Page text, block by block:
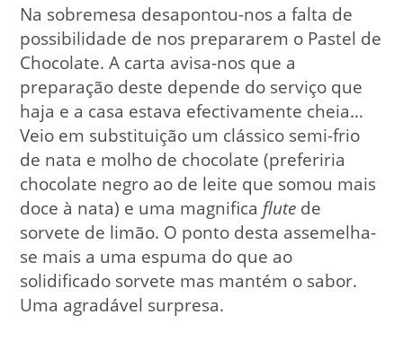
Na sobremesa desapontou-nos a falta de
possibilidade de nos prepararem o Pastel de
Chocolate. A carta avisa-nos que a
preparação deste depende do serviço que
haja e a casa estava efectivamente cheia…
Veio em substituição um clássico semi-frio
de nata e molho de chocolate (preferiria
chocolate negro ao de leite que somou mais
doce à nata) e uma magnifica flute de
sorvete de limão. O ponto desta assemelha-
se mais a uma espuma do que ao
solidificado sorvete mas mantém o sabor.
Uma agradável surpresa.